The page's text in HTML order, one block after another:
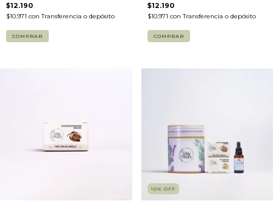
$12.190
$10.971 con Transferencia o depósito
$12.190
$10.971 con Transferencia o depósito
10% OFF